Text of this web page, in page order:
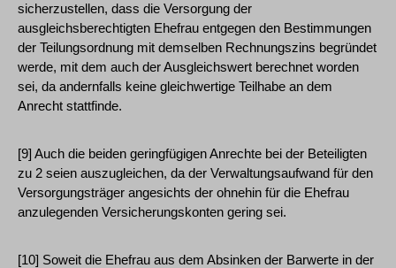
sicherzustellen, dass die Versorgung der
ausgleichsberechtigten Ehefrau entgegen den Bestimmungen
der Teilungsordnung mit demselben Rechnungszins begründet
werde, mit dem auch der Ausgleichswert berechnet worden
sei, da andernfalls keine gleichwertige Teilhabe an dem
Anrecht stattfinde.
[9] Auch die beiden geringfügigen Anrechte bei der Beteiligten
zu 2 seien auszugleichen, da der Verwaltungsaufwand für den
Versorgungsträger angesichts der ohnehin für die Ehefrau
anzulegenden Versicherungskonten gering sei.
[10] Soweit die Ehefrau aus dem Absinken der Barwerte in der